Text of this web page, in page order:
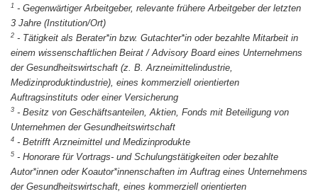
1 - Gegenwärtiger Arbeitgeber, relevante frühere Arbeitgeber der letzten
3 Jahre (Institution/Ort)
2 - Tätigkeit als Berater*in bzw. Gutachter*in oder bezahlte Mitarbeit in
einem wissenschaftlichen Beirat / Advisory Board eines Unternehmens
der Gesundheitswirtschaft (z. B. Arzneimittelindustrie,
Medizinproduktindustrie), eines kommerziell orientierten
Auftragsinstituts oder einer Versicherung
3 - Besitz von Geschäftsanteilen, Aktien, Fonds mit Beteiligung von
Unternehmen der Gesundheitswirtschaft
4 - Betrifft Arzneimittel und Medizinprodukte
5 - Honorare für Vortrags- und Schulungstätigkeiten oder bezahlte
Autor*innen oder Koautor*innenschaften im Auftrag eines Unternehmens
der Gesundheitswirtschaft, eines kommerziell orientierten